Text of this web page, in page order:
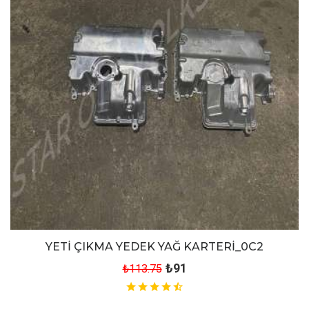
YETİ ÇIKMA YEDEK YAĞ KARTERİ_0C2
₺113.75 ₺91